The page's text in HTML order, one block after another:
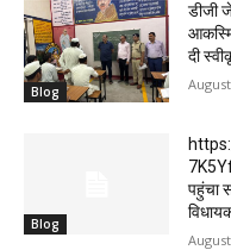
Blog
डीजी
दी
Blog
पहुंचा